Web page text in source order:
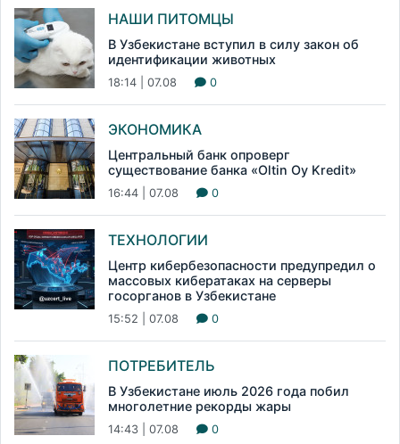
НАШИ ПИТОМЦЫ
В Узбекистане вступил в силу закон об
идентификации животных
18:14 | 07.08 0
ЭКОНОМИКА
Центральный банк опроверг
существование банка «Oltin Oy Kredit»
16:44 | 07.08 0
ТЕХНОЛОГИИ
Центр кибербезопасности предупредил о
массовых кибератаках на серверы
госорганов в Узбекистане
15:52 | 07.08 0
ПОТРЕБИТЕЛЬ
В Узбекистане июль 2026 года побил
многолетние рекорды жары
14:43 | 07.08 0